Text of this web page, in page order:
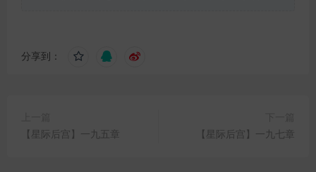
分享到：
【星际后宫】一九五章
【星际后宫】一九七章